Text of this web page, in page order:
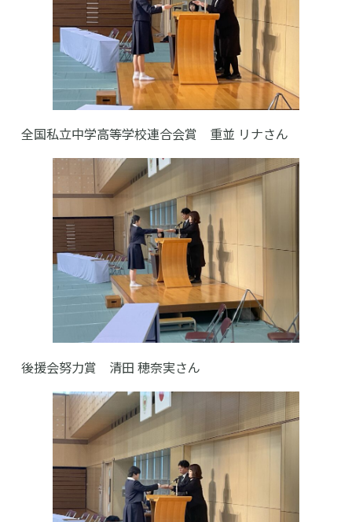
全国私立中学高等学校連合会賞 重並 リナさん
後援会努力賞 清田 穂奈実さん
高等学校
中学校
幼稚園
学校紹介
受験・入学案内